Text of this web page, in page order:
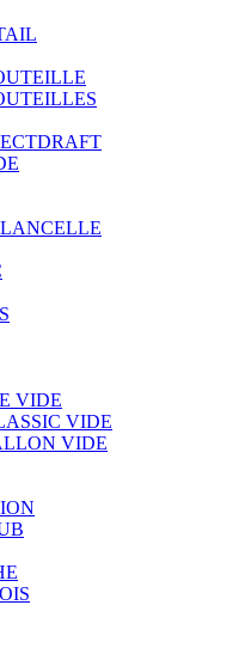
VIDE
VIDE
VIDE